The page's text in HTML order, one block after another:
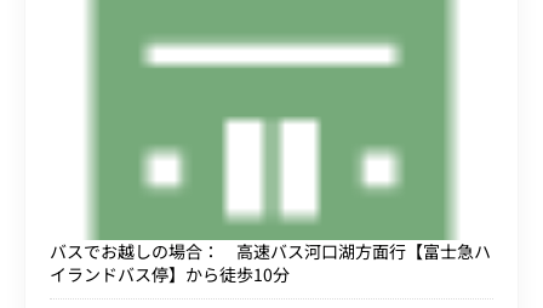
バスでお越しの場合： 高速バス河口湖方面行【富士急ハ
イランドバス停】から徒歩10分